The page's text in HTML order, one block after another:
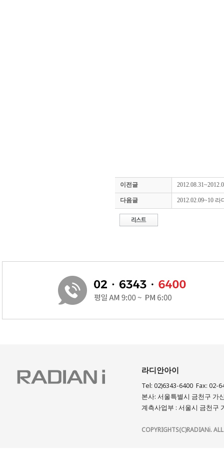
이전글
다음글 2012.02.09~10
라디안아이
Tel: 02)6343-6400 Fax:
본사: 서울특별시 금천구 가
계측사업부 : 서울시 금천구
COPYRIGHTS(C)RADIANi. ALL